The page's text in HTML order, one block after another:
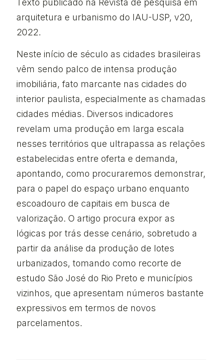
Texto publicado na Revista de pesquisa em
arquitetura e urbanismo do IAU-USP, v20,
2022.
Neste início de século as cidades brasileiras
vêm sendo palco de intensa produção
imobiliária, fato marcante nas cidades do
interior paulista, especialmente as chamadas
cidades médias. Diversos indicadores
revelam uma produção em larga escala
nesses territórios que ultrapassa as relações
estabelecidas entre oferta e demanda,
apontando, como procuraremos demonstrar,
para o papel do espaço urbano enquanto
escoadouro de capitais em busca de
valorização. O artigo procura expor as
lógicas por trás desse cenário, sobretudo a
partir da análise da produção de lotes
urbanizados, tomando como recorte de
estudo São José do Rio Preto e municípios
vizinhos, que apresentam números bastante
expressivos em termos de novos
parcelamentos.